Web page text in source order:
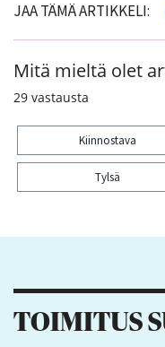
JAA TÄMÄ ARTIKKELI:
Mitä mieltä olet
29 vastausta
Kiinnostava
Tylsä
TOIMITUS